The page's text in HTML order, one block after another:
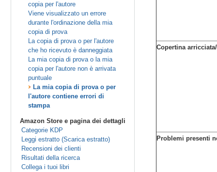
copia per l'autore
Viene visualizzato un errore
durante l'ordinazione della mia
copia di prova
La copia di prova o per l'autore
che ho ricevuto è danneggiata
La mia copia di prova o la mia
copia per l'autore non è arrivata
puntuale
La mia copia di prova o per
l'autore contiene errori di
stampa
Amazon Store e pagina dei dettagli
Categorie KDP
Leggi estratto (Scarica estratto)
Recensioni dei clienti
Risultati della ricerca
Collega i tuoi libri
Copertina
Problemi presenti